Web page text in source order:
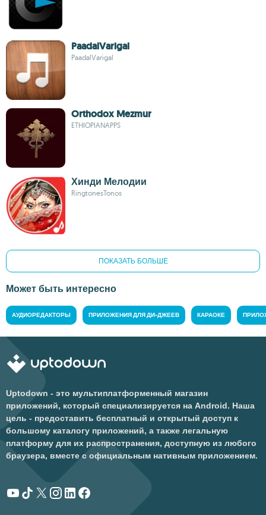
PaadalVarigal
PaadalVarigal
Orthodox Mezmur
ETHIOPIANAPPS
Хинди Мелодии
RingtonesTonos
ПОКАЗАТЬ БОЛЬШЕ
Может быть интересно
АУДИОРЕДАКТОРЫ ПРИЛОЖЕНИЯ ДЛЯ ДИ-ДЖЕЕВ КАРАОКЕ
Uptodown - это мультиплатформенный магазин
приложений, который специализируется на Android. Наша
цель - предоставить бесплатный и открытый доступ к
большому каталогу приложений, а также легальную
платформу для их распространения, доступную из любого
браузера, вместе с официальным нативным приложением.